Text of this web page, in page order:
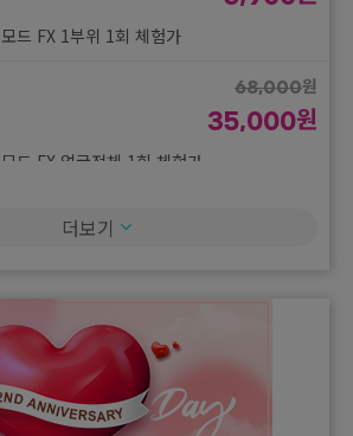
드 FX 1부위 1회 체험가
68,000원
35,000원
드 FX 얼굴전체 1회 체험가
198,000
리프팅 50,000J
더보기